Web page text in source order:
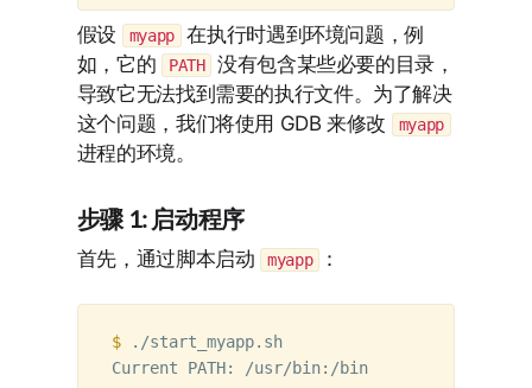
假设 myapp
在执行时遇到环境问题，例
如，它的
PATH
没有包含某些必要的目录，
导致它无法找到需要的执行文件。为了解决
这个问题，我们将使用 GDB 来修改
myapp
进程的环境。
步骤 1: 启动程序
首先，通过脚本启动 myapp ：
$
./start_myapp.sh
Current PATH: /usr/bin:/bin